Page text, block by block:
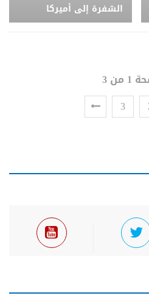
السّفرة إلى أميركا
3
3